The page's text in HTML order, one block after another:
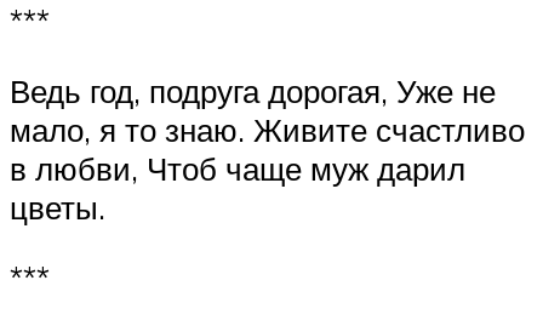
***
Ведь год, подруга дорогая, Уже не
мало, я то знаю. Живите счастливо
в любви, Чтоб чаще муж дарил
цветы.
***